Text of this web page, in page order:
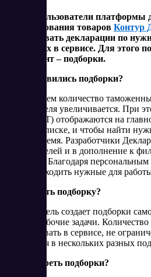
Теперь пользователи платформы
декларирования товаров Контур
группировать декларации по
хранить их в сервисе. Для этого
инструмент – подборки.
Зачем появились подборки?
Со временем количество
пользователя увеличивается. При
товары (ДТ) отображаются на
в общем списке, и чтобы найти
тратить время. Разработчики
пользователей и в дополнение к
подборки. Благодаря
быстро находить нужные для
Как создать подборку?
Пользователь создает подборки
на свои рабочие задачи.
сформировать в сервисе, не
находиться в нескольких разных
Как смотреть подборки?